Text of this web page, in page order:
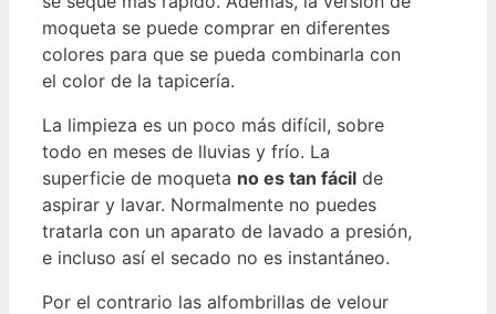
moqueta se puede comprar en diferentes
colores para que se pueda combinarla con
el color de la tapicería.
La limpieza es un poco más difícil, sobre
todo en meses de lluvias y frío. La
superficie de moqueta no es tan fácil de
aspirar y lavar. Normalmente no puedes
tratarla con un aparato de lavado a presión,
e incluso así el secado no es instantáneo.
Por el contrario las alfombrillas de velour